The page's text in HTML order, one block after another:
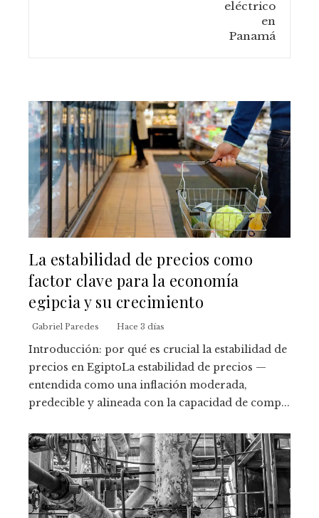
La estabilidad de precios como
factor clave para la economía
egipcia y su crecimiento
Gabriel Paredes Hace 3 días
Introducción: por qué es crucial la estabilidad de
precios en EgiptoLa estabilidad de precios —
entendida como una inflación moderada,
predecible y alineada con la capacidad de comp...